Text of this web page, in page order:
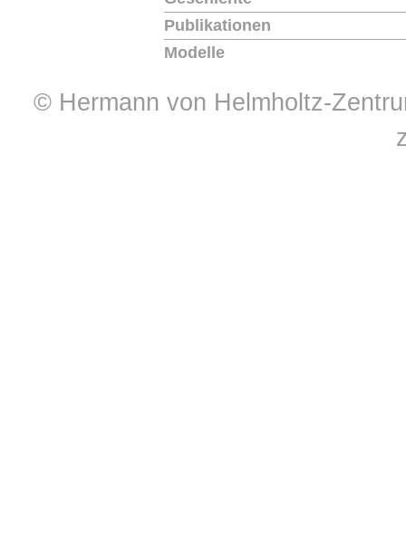
Publikationen
Modelle
© Hermann von Helmholtz-